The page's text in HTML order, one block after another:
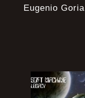
Eugenio Goria